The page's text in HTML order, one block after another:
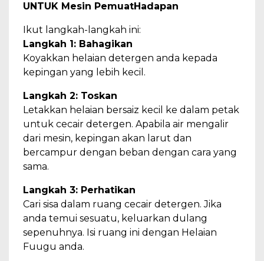
UNTUK Mesin PemuatHadapan
Ikut langkah-langkah ini:
Langkah 1: Bahagikan
Koyakkan helaian detergen anda kepada
kepingan yang lebih kecil.
Langkah 2: Toskan
Letakkan helaian bersaiz kecil ke dalam petak
untuk cecair detergen. Apabila air mengalir
dari mesin, kepingan akan larut dan
bercampur dengan beban dengan cara yang
sama.
Langkah 3: Perhatikan
Cari sisa dalam ruang cecair detergen. Jika
anda temui sesuatu, keluarkan dulang
sepenuhnya. Isi ruang ini dengan Helaian
Fuugu anda.